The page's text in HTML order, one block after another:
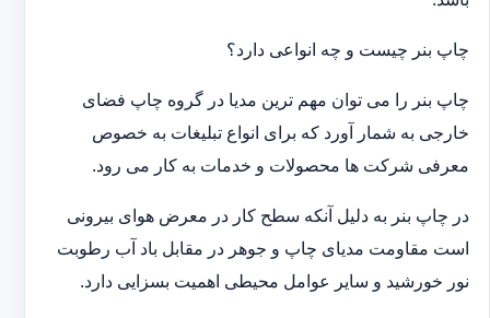
چاپ بنر چیست و چه انواعی دارد؟
چاپ بنر را می توان مهم ترین مدیا در گروه چاپ فضای
خارجی به شمار آورد که برای انواع تبلیغات به خصوص
معرفی شرکت ها محصولات و خدمات به کار می رود.
در چاپ بنر به دلیل آنکه سطح کار در معرض هوای بیرونی
است مقاومت مدیای چاپ و جوهر در مقابل باد آب رطوبت
نور خورشید و سایر عوامل محیطی اهمیت بسزایی دارد.